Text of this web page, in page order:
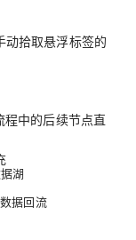
动拾取悬浮标签的
程中的后续节点直
湖
据回流